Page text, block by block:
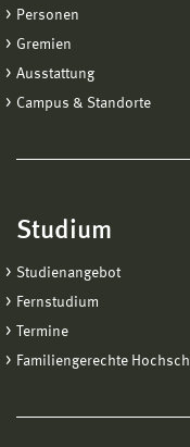
Personen
Gremien
Ausstattung
Campus & Standorte
Studium
Studienangebot
Fernstudium
Termine
Familiengerechte